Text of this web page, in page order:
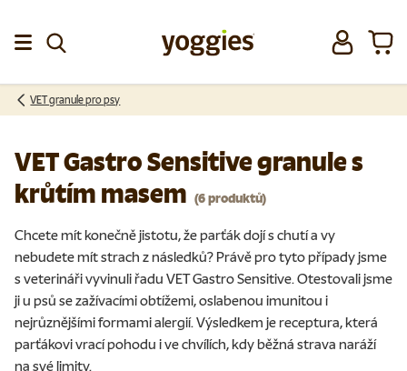
Přeskočit na obsah
Přihlásit se
VET granule pro psy
VET Gastro Sensitive granule s
krůtím masem (6 produktů)
Chcete mít konečně jistotu, že parťák dojí s chutí a vy
nebudete mít strach z následků? Právě pro tyto případy jsme
s veterináři vyvinuli řadu VET Gastro Sensitive. Otestovali jsme
ji u psů se zažívacími obtížemi, oslabenou imunitou i
nejrůznějšími formami alergií. Výsledkem je receptura, která
parťákovi vrací pohodu i ve chvílích, kdy běžná strava naráží
na své limity.